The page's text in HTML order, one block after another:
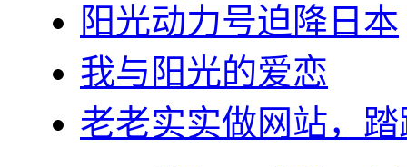
阳光动力号迫降日本
我与阳光的爱恋
老老实实做网站，